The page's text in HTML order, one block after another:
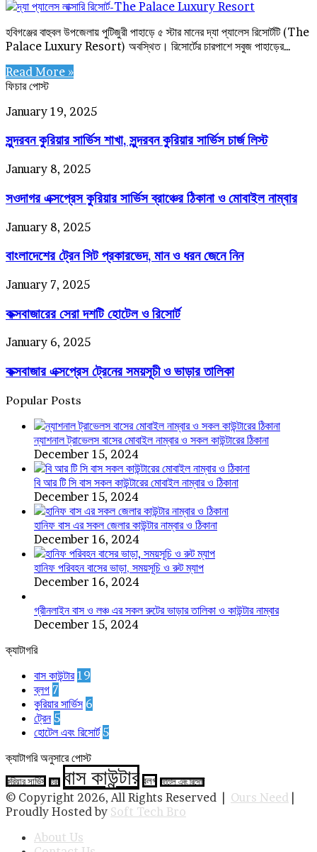
হবিগঞ্জের বাহুবল উপজেলায় পুটিজুরী পাহাড়ে ৫ স্টার মানের দ্যা প্যালেস রিসোর্টটি (The
Palace Luxury Resort) অবস্থিত। রিসোর্টের চারপাশে সবুজ পাহাড়ের…
Read More »
ফিচার পোস্ট
সুন্দরবন
সার্ভিস
শাখা,
সুন্দরবন
সার্ভিস
লিস্ট
January 19, 2025
সুন্দরবন কুরিয়ার সার্ভিস শাখা, সুন্দরবন কুরিয়ার সার্ভিস চার্জ লিস্ট
সওদাগর
কুরিয়ার
ব্রাঞ্চের
ও
নাম্বার
January 8, 2025
সওদাগর এক্সপ্রেস কুরিয়ার সার্ভিস ব্রাঞ্চের ঠিকানা ও মোবাইল নাম্বার
বাংলাদেশের
সিট
মান
ধরন
নিন
January 8, 2025
বাংলাদেশের ট্রেন সিট প্রকারভেদ, মান ও ধরন জেনে নিন
কক্সবাজারের
দশটি
ও
January 7, 2025
কক্সবাজারের সেরা দশটি হোটেল ও রিসোর্ট
কক্সবাজার
ট্রেনের
ও
তালিকা
January 6, 2025
কক্সবাজার এক্সপ্রেস ট্রেনের সময়সূচী ও ভাড়ার তালিকা
Popular Posts
ন্যাশনাল ট্রাভেলস বাসের মোবাইল নাম্বার ও সকল কাউন্টারের ঠিকানা
December 15, 2024
বি আর টি সি বাস সকল কাউন্টারের মোবাইল নাম্বার ও ঠিকানা
December 15, 2024
হানিফ বাস এর সকল জেলার কাউন্টার নাম্বার ও ঠিকানা
December 16, 2024
হানিফ পরিবহন বাসের ভাড়া, সময়সূচি ও রুট ম্যাপ
December 16, 2024
গ্রীনলাইন বাস ও লঞ্চ এর সকল রুটের ভাড়ার তালিকা ও কাউন্টার নাম্বার
December 15, 2024
ক্যাটাগরি
বাস কাউন্টার 19
ব্লগ 7
কুরিয়ার সার্ভিস 6
ট্রেন 5
হোটেল এবং রিসোর্ট 5
ক্যাটাগরি অনুসারে পোস্ট
কুরিয়ার সার্ভিস ট্রেন বাস কাউন্টার ব্লগ হোটেল এবং রিসোর্ট
© Copyright 2026, All Rights Reserved | Ours Need |
Proudly Hosted by Soft Tech Bro
About Us